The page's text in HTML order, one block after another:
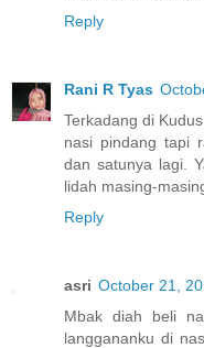
Reply
Rani R Tyas
Terkadang di
nasi pindang tapi
dan satunya lagi.
lidah masing-
Reply
asri October 21,
Mbak diah beli
langgananku di